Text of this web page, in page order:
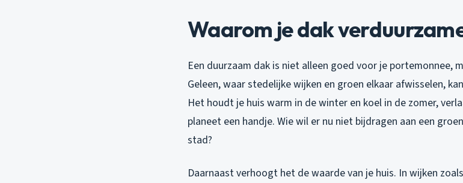
Waarom je dak
Een duurzaam dak is niet alleen goed voor je portemonnee,
Geleen, waar stedelijke wijken en groen elkaar afwisselen,
Het houdt je huis warm in de winter en koel in de zomer,
planeet een handje. Wie wil er nu niet bijdragen aan een
stad?
Daarnaast verhoogt het de waarde van je huis. In wijken